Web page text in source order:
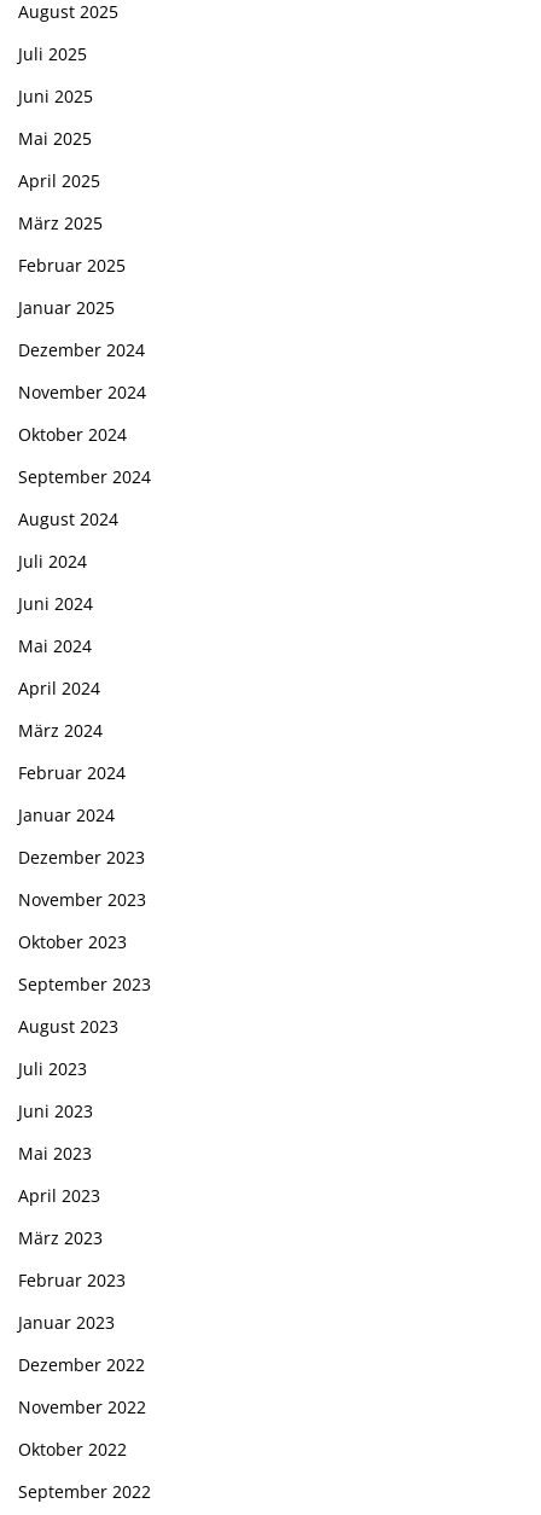
August 2025
Juli 2025
Juni 2025
Mai 2025
April 2025
März 2025
Februar 2025
Januar 2025
Dezember 2024
November 2024
Oktober 2024
September 2024
August 2024
Juli 2024
Juni 2024
Mai 2024
April 2024
März 2024
Februar 2024
Januar 2024
Dezember 2023
November 2023
Oktober 2023
September 2023
August 2023
Juli 2023
Juni 2023
Mai 2023
April 2023
März 2023
Februar 2023
Januar 2023
Dezember 2022
November 2022
Oktober 2022
September 2022